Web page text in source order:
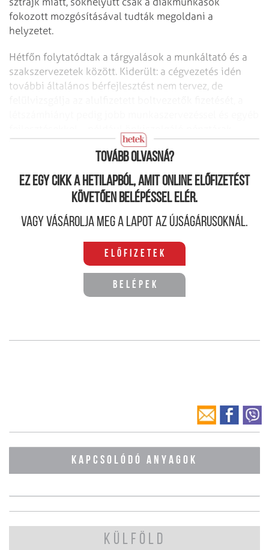
fokozott mozgósításával tudták megoldani a
helyzetet.
Hétfőn folytatódtak a tárgyalások a munkáltató és a
szakszervezetek között. Kiderült: a cégvezetés idén
további általános bérfejlesztést nem tervez, de
számának növelésével – kívánja enyhíteni.
Tovább olvasná?
Ez egy cikk a hetilapból, amit online előfizetést
követően belépéssel elér.
Vagy vásárolja meg a lapot az újságárusoknál.
Előfizetek
Belépek
KAPCSOLÓDÓ ANYAGOK
KÜLFÖLD